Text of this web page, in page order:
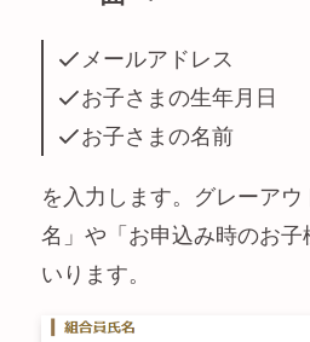
メールアドレス
お子さまの生年月日
お子さまの名前
を入力します。グレーア
名」や「お申込み時のお
いります。